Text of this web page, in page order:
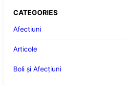
CATEGORIES
Afectiuni
Articole
Boli și Afecțiuni